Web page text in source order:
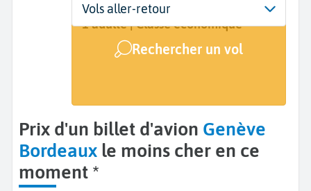
Départ
Genève (GVA)
Dates
Dates de votre voyage
Voyageurs | Classe
1 adulte | Classe économique
Rechercher un vol
Vols aller-retour
Prix d'un billet d'avion Genève
Bordeaux le moins cher en ce
moment *